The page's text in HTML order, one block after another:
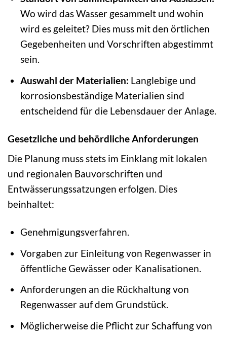
Wo wird das Wasser gesammelt und wohin
wird es geleitet? Dies muss mit den örtlichen
Gegebenheiten und Vorschriften abgestimmt
sein.
Auswahl der Materialien: Langlebige und
korrosionsbeständige Materialien sind
entscheidend für die Lebensdauer der Anlage.
Gesetzliche und behördliche Anforderungen
Die Planung muss stets im Einklang mit lokalen
und regionalen Bauvorschriften und
Entwässerungssatzungen erfolgen. Dies
beinhaltet:
Genehmigungsverfahren.
Vorgaben zur Einleitung von Regenwasser in
öffentliche Gewässer oder Kanalisationen.
Anforderungen an die Rückhaltung von
Regenwasser auf dem Grundstück.
Möglicherweise die Pflicht zur Schaffung von